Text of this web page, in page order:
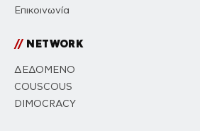
Επικοινωνία
//NETWORK
ΔΕΔΟΜΕΝΟ
COUSCOUS
DIMOCRACY